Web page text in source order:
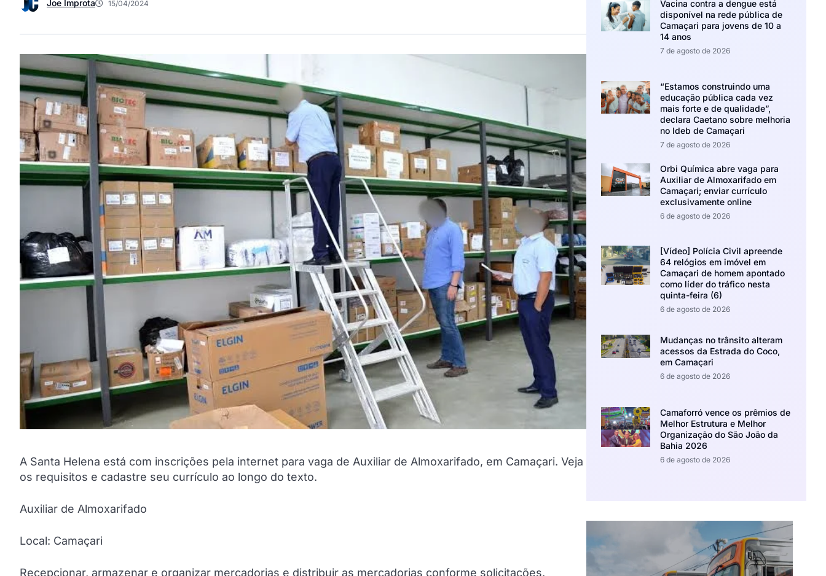
Joe Improta 15/04/2024
A Santa Helena está com inscrições pela internet para vaga de Auxiliar de Almoxarifado, em Camaçari. Veja
os requisitos e cadastre seu currículo ao longo do texto.
Auxiliar de Almoxarifado
Local: Camaçari
Recepcionar, armazenar e organizar mercadorias e distribuir as mercadorias conforme solicitações.
Vacina contra a dengue está
disponível na rede pública de
Camaçari para jovens de 10 a
14 anos
7 de agosto de 2026
“Estamos construindo uma
educação pública cada vez
mais forte e de qualidade”,
declara Caetano sobre melhoria
no Ideb de Camaçari
7 de agosto de 2026
Orbi Química abre vaga para
Auxiliar de Almoxarifado em
Camaçari; enviar currículo
exclusivamente online
6 de agosto de 2026
[Vídeo] Polícia Civil apreende
64 relógios em imóvel em
Camaçari de homem apontado
como líder do tráfico nesta
quinta-feira (6)
6 de agosto de 2026
Mudanças no trânsito alteram
acessos da Estrada do Coco,
em Camaçari
6 de agosto de 2026
Camaforró vence os prêmios de
Melhor Estrutura e Melhor
Organização do São João da
Bahia 2026
6 de agosto de 2026